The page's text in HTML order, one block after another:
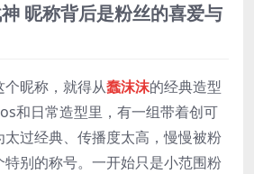
昵称背后是粉丝的喜爱与
昵称，就得从蠢沫沫的经典造型
和日常造型里，有一组带着创可
过经典、传播度太高，慢慢被粉
别的称号。一开始只是小范围粉